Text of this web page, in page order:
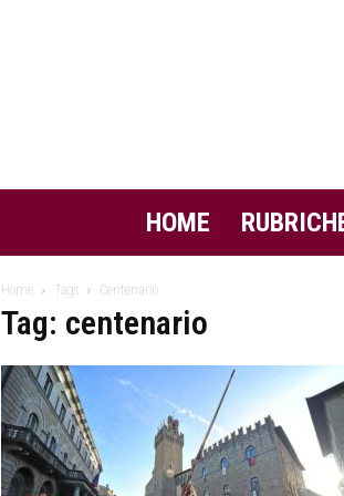
HOME
Home Tags Centenario
Tag: centenario